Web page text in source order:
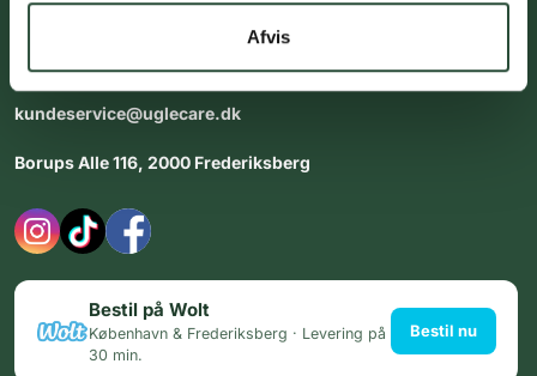
Afvis
Åbningstider i butikken:
kundeservice@uglecare.dk
Borups Alle 116, 2000 Frederiksberg
Bestil på Wolt
København & Frederiksberg · Levering på
30 min.
Bestil nu